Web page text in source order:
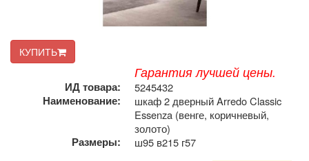
КУПИТЬ
Гарантия лучшей цены.
ИД товара:
5245432
Наименование:
шкаф 2 дверный Arredo Classic
Essenza (венге, коричневый,
золото)
Размеры:
ш95 в215 г57